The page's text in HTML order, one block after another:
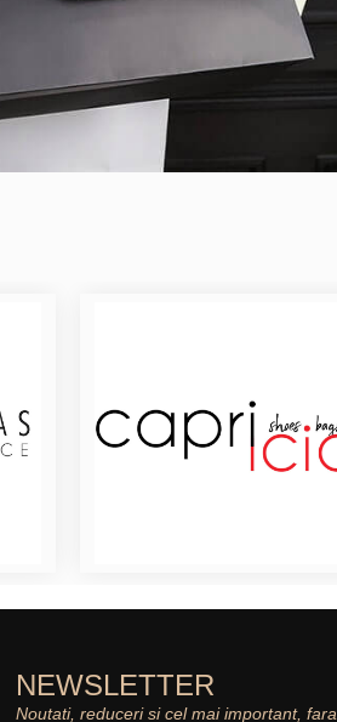
NEWSLETTER
Noutati, reduceri si cel mai important, fara